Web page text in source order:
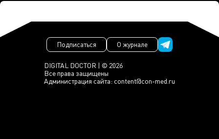
DIGITAL DOCTOR | © 2026
Все права защищены
Администрация сайта: content@con-med.ru
Подписаться О журнале